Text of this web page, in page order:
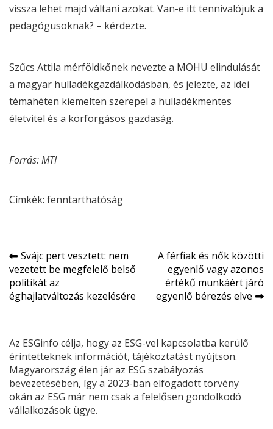
vissza lehet majd váltani azokat. Van-e itt tennivalójuk a
pedagógusoknak? – kérdezte.
Szűcs Attila mérföldkőnek nevezte a MOHU elindulását
a magyar hulladékgazdálkodásban, és jelezte, az idei
témahéten kiemelten szerepel a hulladékmentes
életvitel és a körforgásos gazdaság.
Forrás: MTI
Címkék: fenntarthatóság
Bejegyzés
navigáció
Svájc pert vesztett: nem
vezetett be megfelelő belső
politikát az
éghajlatváltozás kezelésére
A férfiak és nők közötti
egyenlő vagy azonos
értékű munkáért járó
egyenlő bérezés elve
Az ESGinfo célja, hogy az ESG-vel kapcsolatba kerülő
érintetteknek információt, tájékoztatást nyújtson.
Magyarország élen jár az ESG szabályozás
bevezetésében, így a 2023-ban elfogadott törvény
okán az ESG már nem csak a felelősen gondolkodó
vállalkozások ügye.